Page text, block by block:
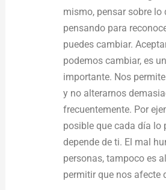
mismo, pensar sobre lo
pensando para
puedes cambiar.
podemos cambiar, es
importante. Nos
y no alterarnos
frecuentemente. Por
posible que cada día lo
depende de ti. El mal
personas, tampoco es
permitir que nos afecte